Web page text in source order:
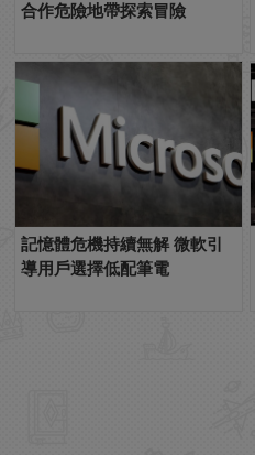
合作危險地帶探索冒險
記憶體危機持續無解 微軟引
導用戶選擇低配筆電